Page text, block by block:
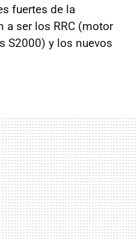
fuertes de la
a ser los RRC (motor
S2000) y los nuevos